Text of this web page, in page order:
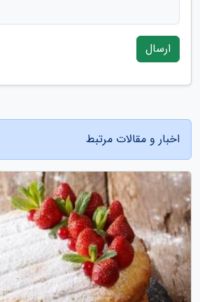
ارسال
اخبار و مقالات مرتبط